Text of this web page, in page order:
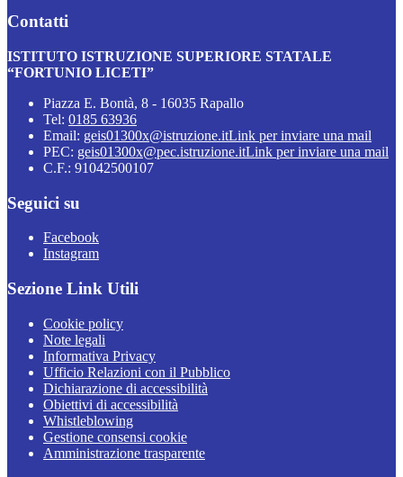
Contatti
ISTITUTO ISTRUZIONE SUPERIORE STATALE
“FORTUNIO LICETI”
Piazza E. Bontà, 8 - 16035 Rapallo
Tel: 0185 63936
Email: geis01300x@istruzione.itLink per inviare una mail
PEC: geis01300x@pec.istruzione.itLink per inviare una mail
C.F.: 91042500107
Seguici su
Facebook
Instagram
Sezione Link Utili
Cookie policy
Note legali
Informativa Privacy
Ufficio Relazioni con il Pubblico
Dichiarazione di accessibilità
Obiettivi di accessibilità
Whistleblowing
Gestione consensi cookie
Amministrazione trasparente